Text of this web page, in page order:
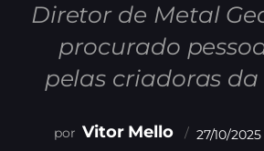
Diretor de Metal
procurado
pelas criadoras
Vitor Mello 27/10/2025